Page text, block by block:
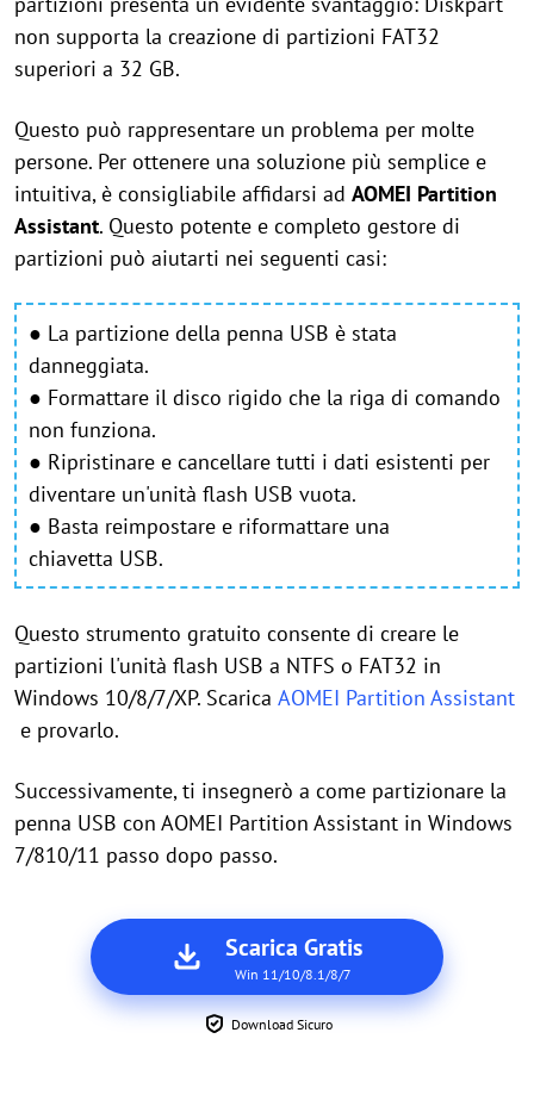
non supporta la creazione di partizioni FAT32
superiori a 32 GB.
Questo può rappresentare un problema per molte
persone. Per ottenere una soluzione più semplice e
intuitiva, è consigliabile affidarsi ad AOMEI Partition
Assistant. Questo potente e completo gestore di
partizioni può aiutarti nei seguenti casi:
● La partizione della penna USB è stata
danneggiata.
● Formattare il disco rigido che la riga di comando
non funziona.
● Ripristinare e cancellare tutti i dati esistenti per
diventare un'unità flash USB vuota.
● Basta reimpostare e riformattare una
chiavetta USB.
Questo strumento gratuito consente di creare le
partizioni l'unità flash USB a NTFS o FAT32 in
Windows 10/8/7/XP. Scarica AOMEI Partition Assistant
e provarlo.
Successivamente, ti insegnerò a come partizionare la
penna USB con AOMEI Partition Assistant in Windows
7/810/11 passo dopo passo.
Scarica Gratis
Win 11/10/8.1/8/7
Download Sicuro